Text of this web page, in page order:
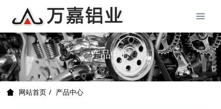
产品中心
网站首页 产品中心